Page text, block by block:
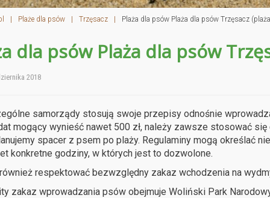
| Plaże dla psów | Trzęsacz | Plaża dla psów Plaża dla psów Trzęsacz
dla psów Plaża dla psów
2018
samorządy stosują swoje przepisy odnośnie
mogący wynieść nawet 500 zł, należy zawsze stosować
spacer z psem po plaży. Regulaminy mogą określać
konkretne godziny, w których jest to dozwolone.
respektować bezwzględny zakaz wchodzenia na
zakaz wprowadzania psów obejmuje Woliński Park